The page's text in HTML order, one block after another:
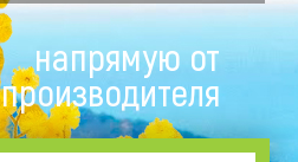
напрямую от
производителя